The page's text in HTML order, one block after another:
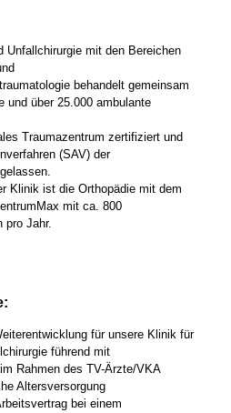
Unfallchirurgie mit den Bereichen
behandelt gemeinsam
und über 25.000 ambulante
Traumazentrum zertifiziert und
(SAV) der
Klinik ist die Orthopädie mit dem
mit ca. 800
pro Jahr.
für unsere Klinik für
führend mit
Rahmen des TV-Ärzte/VKA
Altersversorgung
bei einem